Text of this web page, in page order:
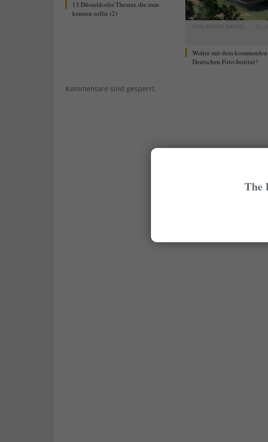
13 Düsseldorfer Theater, die man
kennen sollte (2)
VON RAINER BARTEL
Wohin mit dem kommenden
Deutschen Foto-Institut?
Kommentare sind gesperrt.
The